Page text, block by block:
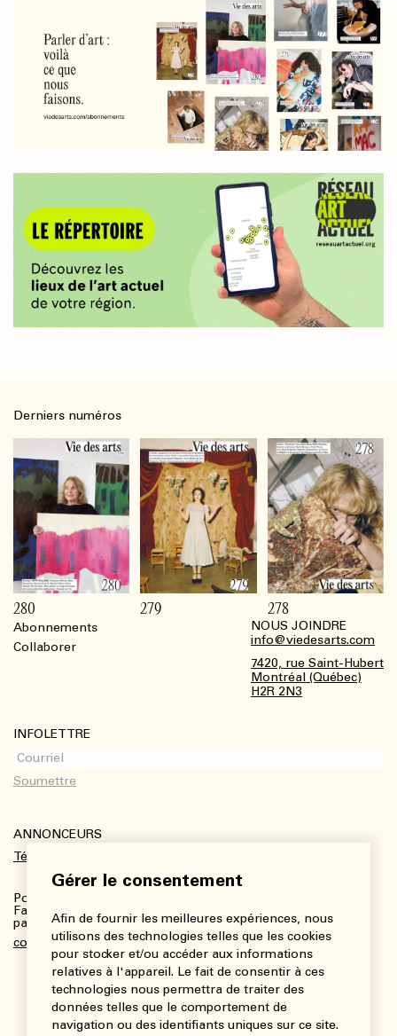
Gérer le consentement
Afin de fournir les meilleures expériences, nous
utilisons des technologies telles que les cookies
pour stocker et/ou accéder aux informations
relatives à l'appareil. Le fait de consentir à ces
technologies nous permettra de traiter des
données telles que le comportement de
navigation ou des identifiants uniques sur ce site.
Abonnements
Collaborer
NOUS JOINDRE
info@viedesarts.com
7420, rue Saint-Hubert
Montréal (Québec)
H2R 2N3
INFOLETTRE
ANNONCEURS
Télécharger le kit média
Pour plus de renseignements :
Fanny Charbonneau, Responsable des communications,
partenariats et publicités
communications@viedesarts.com
Derniers numéros
280 279 278